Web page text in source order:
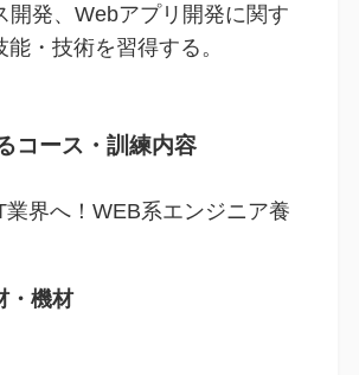
開発、Webアプリ開発に関す
・技術を習得する。
コース・訓練内容
業界へ！WEB系エンジニア養
・機材